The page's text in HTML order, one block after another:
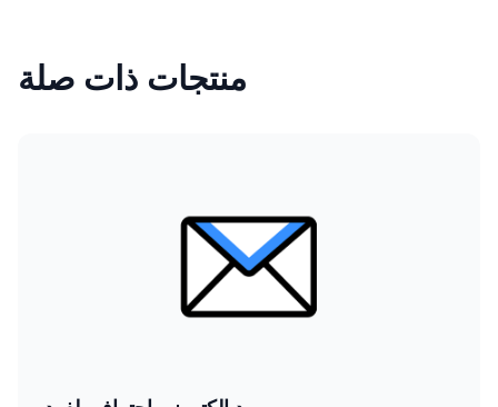
منتجات ذات صلة